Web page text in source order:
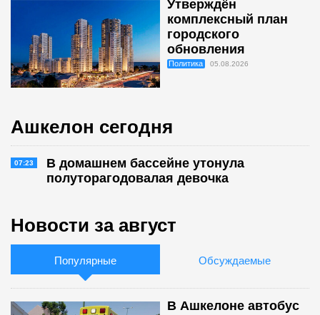
Утверждён
комплексный план
городского
обновления
Политика 05.08.2026
Ашкелон сегодня
07:23
В домашнем бассейне утонула
полуторагодовалая девочка
Новости за август
Популярные Обсуждаемые
В Ашкелоне автобус